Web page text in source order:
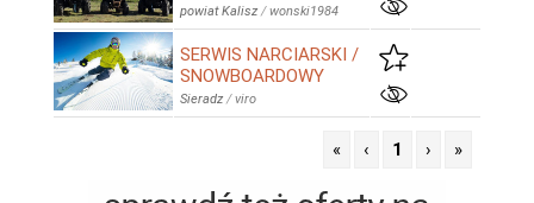
powiat Kalisz /wonski1984
SERWIS NARCIARSKI /
SNOWBOARDOWY
Sieradz /viro
« ‹ 1 › »